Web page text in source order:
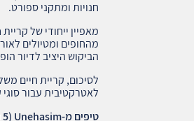
חנויות ומתקני ספורט.
מאפיין ייחודי של
מהחופים ומטיולים
הביקוש היציב לדיור
לסיכום, קריית חיים
לאטרקטיבית עבור סוגי
טיפים מ-Unehasim (5